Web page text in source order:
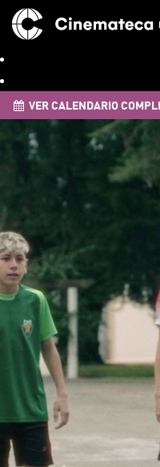
VER CALENDARIO